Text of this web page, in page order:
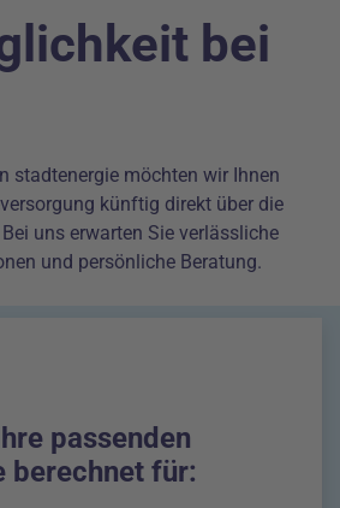
bei
stadtenergie möchten wir Ihnen
künftig direkt über die
uns erwarten Sie verlässliche
und persönliche Beratung.
passenden
berechnet für: